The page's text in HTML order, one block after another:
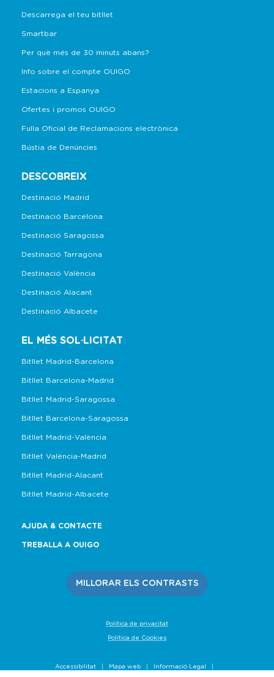
Descarrega el teu bitllet
Smartbar
Per què més de 30 minuts abans?
Info sobre el compte OUIGO
Estacions a Espanya
Ofertes i promos OUIGO
Fulla Oficial de Reclamacions electrònica
Bústia de Denúncies
DESCOBREIX
Destinació Madrid
Destinació Barcelona
Destinació Saragossa
Destinació Tarragona
Destinació València
Destinació Alacant
Destinació Albacete
EL MÉS SOL·LICITAT
Bitllet Madrid-Barcelona
Bitllet Barcelona-Madrid
Bitllet Madrid-Saragossa
Bitllet Barcelona-Saragossa
Bitllet Madrid-València
Bitllet València-Madrid
Bitllet Madrid-Alacant
Bitllet Madrid-Albacete
AJUDA & CONTACTE
TREBALLA A OUIGO
MILLORAR ELS CONTRASTS
Política de privacitat
Política de Cookies
Accessibilitat Mapa web Informació Legal